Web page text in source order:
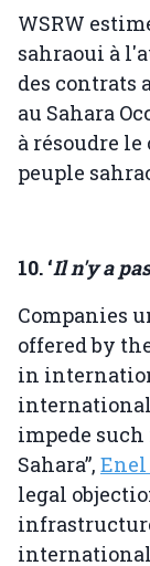
WSRW
sahraoui à
des contrats
au Sahara
à résoudre
peuple
10. ‘Il n'y a
Companies
offered by
in
impede
Sahara”,
legal
international